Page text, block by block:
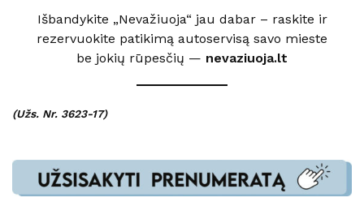
Išbandykite „Nevažiuoja“ jau dabar – raskite ir
rezervuokite patikimą autoservisą savo mieste
be jokių rūpesčių — nevaziuoja.lt
(Užs. Nr. 3623-17)